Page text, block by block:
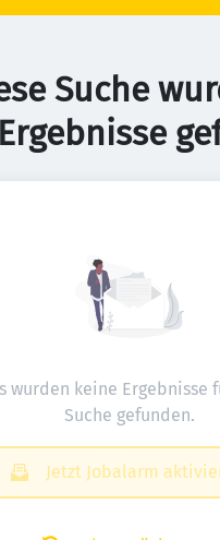
Suche
wurden keine Ergebnisse
Suche gefunden.
Jetzt Jobalarm